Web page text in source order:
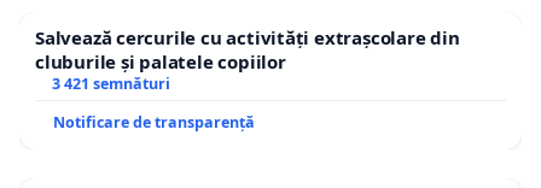
Salvează cercurile cu activități extrașcolare din
cluburile și palatele copiilor
3 421 semnături
Notificare de transparență